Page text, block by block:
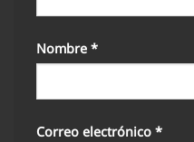
Nombre *
Correo electrónico *